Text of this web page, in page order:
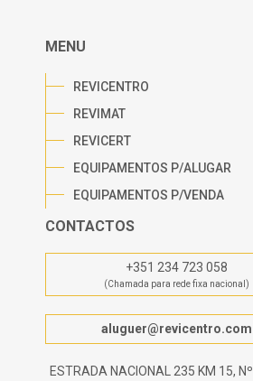
MENU
REVICENTRO
REVIMAT
REVICERT
EQUIPAMENTOS P/ALUGAR
EQUIPAMENTOS P/VENDA
CONTACTOS
+351 234 723 058
(Chamada para rede fixa nacional)
aluguer@revicentro.com
ESTRADA NACIONAL 235 KM 15,